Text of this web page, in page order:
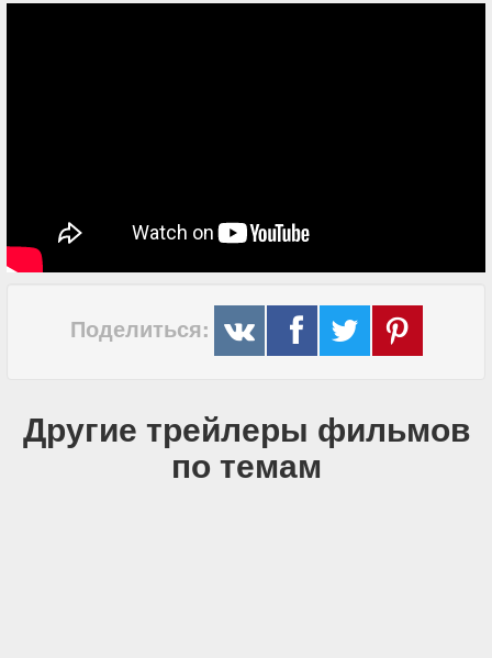
Поделиться:
Другие трейлеры фильмов
по темам